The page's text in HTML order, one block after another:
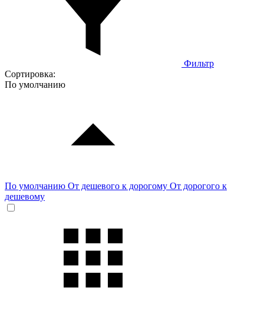
Фильтр
Сортировка:
По умолчанию
По умолчанию От дешевого к дорогому От дорогого к
дешевому